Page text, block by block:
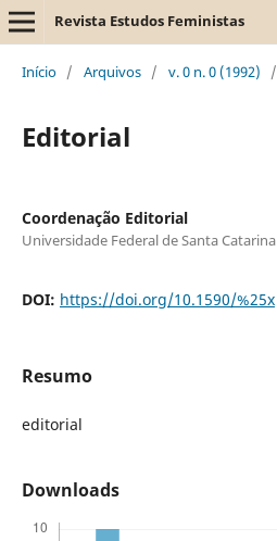
Revista Estudos Feministas
Início / Arquivos / v. 0 n. 0 (1992) /
Editorial
Coordenação Editorial
Universidade Federal de Santa Catarina
DOI: https://doi.org/10.1590/%25x
Resumo
editorial
Downloads